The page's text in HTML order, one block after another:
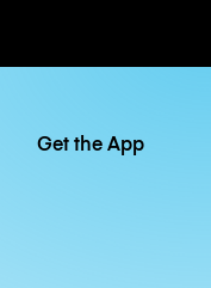
Get the App